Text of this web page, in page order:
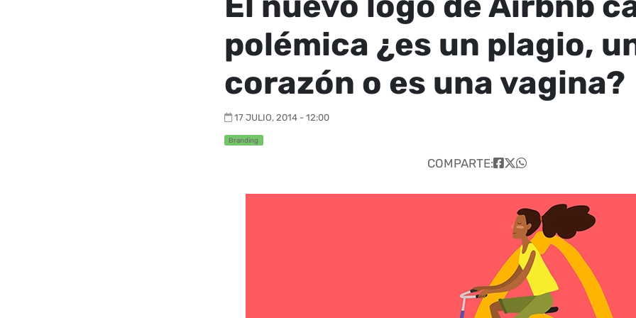
polémica ¿es un plagio,
corazón o es una vagina?
17 JULIO, 2014 - 12:00
Branding
COMPARTE: